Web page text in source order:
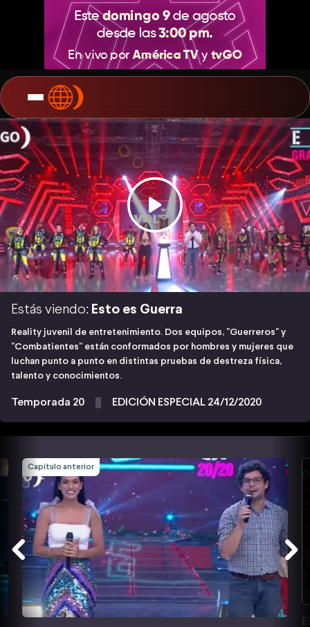
Estás viendo: Esto es Guerra
Reality juvenil de entretenimiento. Dos equipos, "Guerreros" y
"Combatientes" están conformados por hombres y mujeres que
luchan punto a punto en distintas pruebas de destreza física,
talento y conocimientos.
Temporada 20 EDICIÓN ESPECIAL 24/12/2020
Capítulo anterior